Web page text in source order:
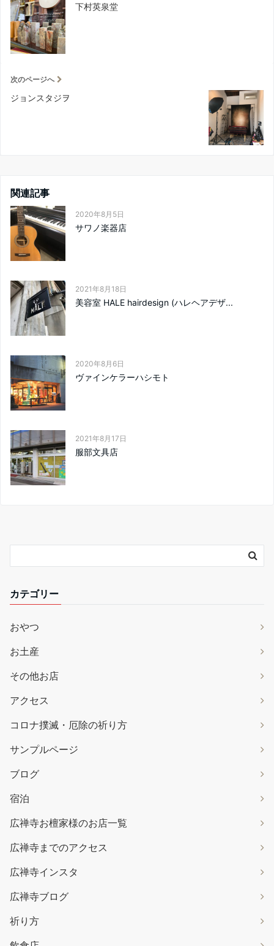
下村英泉堂
次のページへ
ジョンスタジヲ
関連記事
2020年8月5日
サワノ楽器店
2021年8月18日
美容室 HALE hairdesign (ハレヘアデザ...
2020年8月6日
ヴァインケラーハシモト
2021年8月17日
服部文具店
カテゴリー
おやつ
お土産
その他お店
アクセス
コロナ撲滅・厄除の祈り方
サンプルページ
ブログ
宿泊
広禅寺お檀家様のお店一覧
広禅寺までのアクセス
広禅寺インスタ
広禅寺ブログ
祈り方